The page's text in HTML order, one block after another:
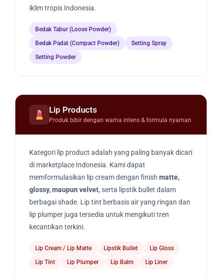
iklim tropis Indonesia.
Bedak Tabur (Loose Powder)
Bedak Padat (Compact Powder)
Setting Spray
Setting Powder
Lip Products
Produk bibir dengan warna intens & formula nyaman
Kategori lip product adalah yang paling banyak dicari
di marketplace Indonesia. Kami dapat
memformulasikan lip cream dengan finish matte,
glossy, maupun velvet, serta lipstik bullet dalam
berbagai shade. Lip tint berbasis air yang ringan dan
lip plumper juga tersedia untuk mengikuti tren
kecantikan terkini.
Lip Cream / Lip Matte Lipstik Bullet
Lip Gloss
Lip Tint
Lip Plumper Lip Balm Lip Liner